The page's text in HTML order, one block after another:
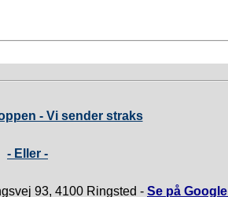
- Vi sender straks
- Eller -
93, 4100 Ringsted - Se på